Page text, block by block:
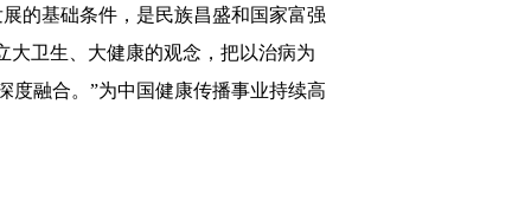
的基础条件，是民族昌盛和国家富强
大卫生、大健康的观念，把以治病为
度融合。”为中国健康传播事业持续高